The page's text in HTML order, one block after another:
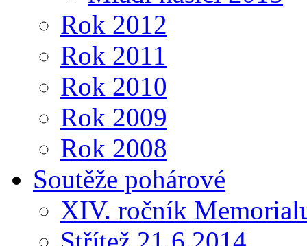
Rok 2012
Rok 2011
Rok 2010
Rok 2009
Rok 2008
Soutěže pohárové
XIV. ročník